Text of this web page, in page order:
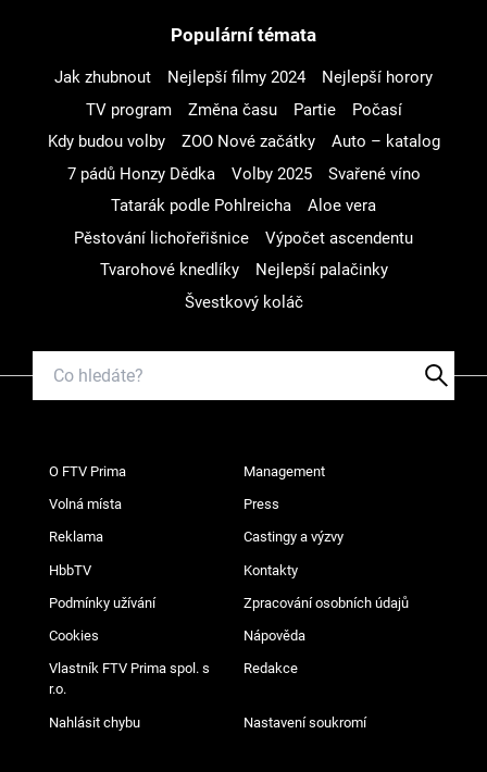
Populární témata
Jak zhubnout Nejlepší filmy 2024
Nejlepší horory
TV program
Změna času Partie
Počasí
Kdy budou volby
ZOO Nové začátky
Auto – katalog
7 pádů Honzy Dědka
Volby 2025
Svařené víno
Tatarák podle Pohlreicha
Aloe vera
Pěstování lichořeřišnice
Výpočet ascendentu
Tvarohové knedlíky
Nejlepší palačinky
Švestkový koláč
O FTV Prima Management
Volná místa Press
Reklama Castingy a výzvy
HbbTV Kontakty
Podmínky užívání Zpracování osobních údajů
Cookies Nápověda
Vlastník FTV Prima spol. s
r.o.
Redakce
Nahlásit chybu Nastavení soukromí